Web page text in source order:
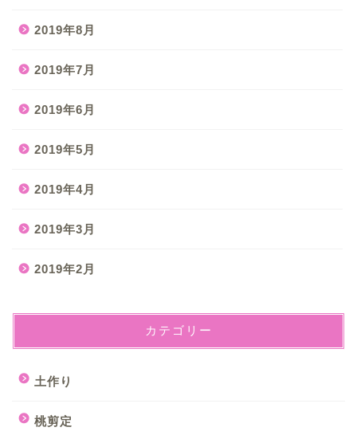
2019年8月
2019年7月
2019年6月
2019年5月
2019年4月
2019年3月
2019年2月
カテゴリー
土作り
桃剪定